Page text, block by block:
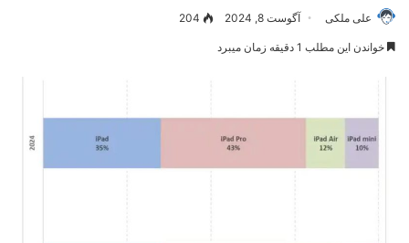
علی ملکی آگوست 8, 2024 204
خواندن این مطلب 1 دقیقه زمان میبرد